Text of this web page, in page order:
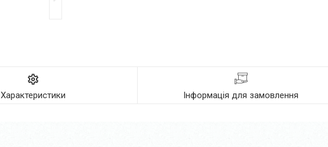
Характеристики Інформація для замовлення